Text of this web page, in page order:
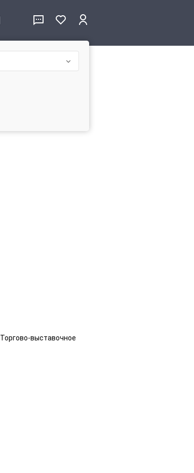
Торгово-выставочное